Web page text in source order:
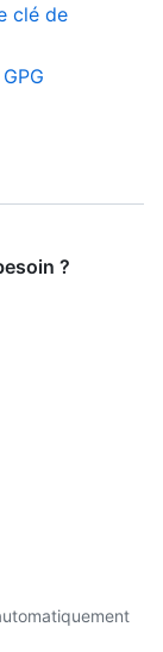
clé de
?